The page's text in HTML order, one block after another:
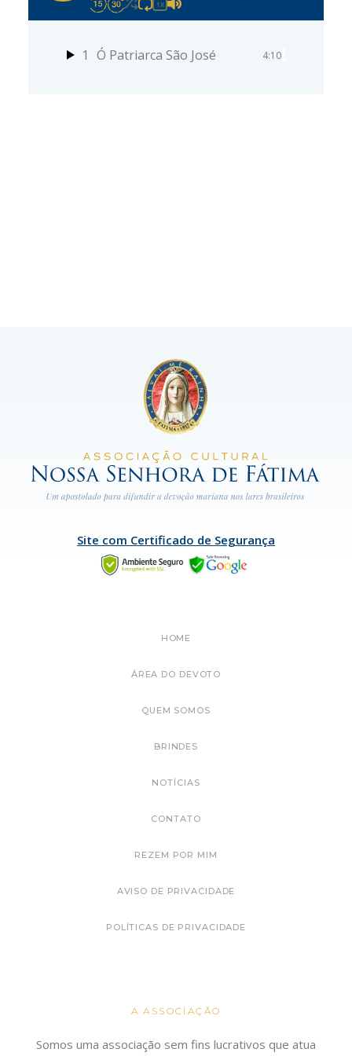
1X
1 Ó Patriarca São José 4:10
Site com Certificado de Segurança
HOME
ÁREA DO DEVOTO
QUEM SOMOS
BRINDES
NOTÍCIAS
CONTATO
REZEM POR MIM
AVISO DE PRIVACIDADE
POLÍTICAS DE PRIVACIDADE
A ASSOCIAÇÃO
Somos uma associação sem fins lucrativos que atua